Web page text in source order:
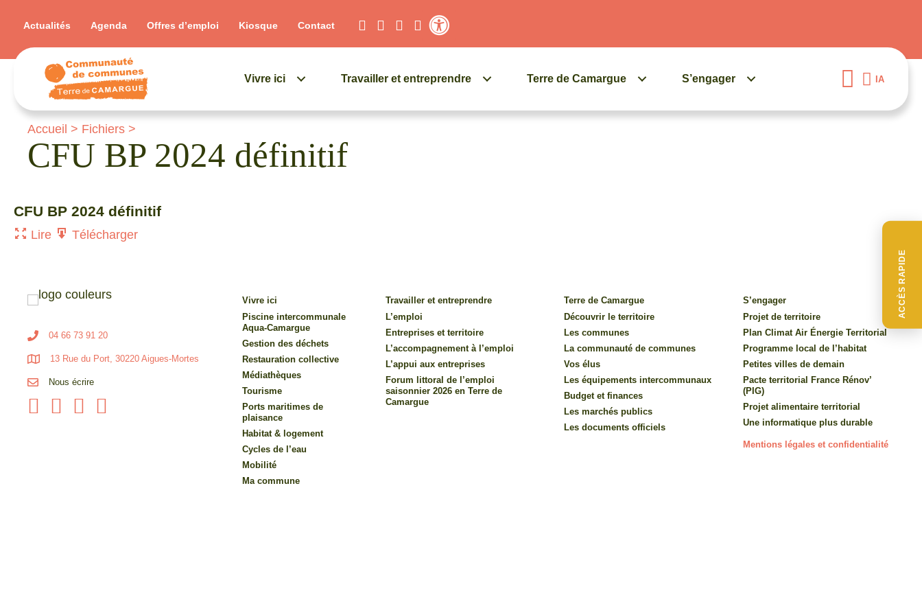
ACCÈS RAPIDE
Actualités Agenda Offres d’emploi Kiosque
Contact
Vivre ici Travailler et entreprendre Terre de Camargue S’engager IA
Accueil > Fichiers >
CFU BP 2024 définitif
CFU BP 2024 définitif
Lire Télécharger
04 66 73 91 20
13 Rue du Port, 30220 Aigues-Mortes
Nous écrire
Vivre ici
Piscine intercommunale
Aqua-Camargue
Gestion des déchets
Restauration collective
Médiathèques
Tourisme
Ports maritimes de
plaisance
Habitat & logement
Cycles de l’eau
Mobilité
Ma commune
Travailler et entreprendre
L’emploi
Entreprises et territoire
L’accompagnement à l’emploi
L’appui aux entreprises
Forum littoral de l’emploi
saisonnier 2026 en Terre de
Camargue
Terre de Camargue
Découvrir le territoire
Les communes
La communauté de communes
Vos élus
Les équipements intercommunaux
Budget et finances
Les marchés publics
Les documents officiels
S’engager
Projet de territoire
Plan Climat Air Énergie Territorial
Programme local de l’habitat
Petites villes de demain
Pacte territorial France Rénov’
(PIG)
Projet alimentaire territorial
Une informatique plus durable
Mentions légales et confidentialité